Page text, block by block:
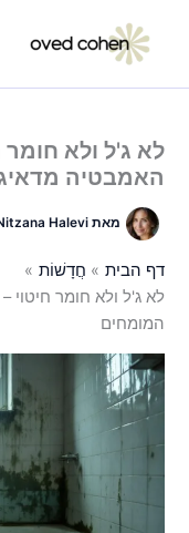
לא ג'ל ולא חומר
האמבטיה
מאתHalevi
דף הבית
חֲדָשׁוֹת
לא ג'ל ולא חומר
המומחים